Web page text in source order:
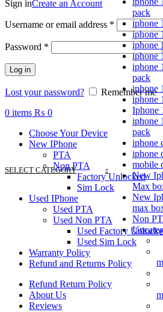
SELECT CATEGORY
pack
iphone
iphone
iphone
iphone
iphone
pack
iphone
iphone
Iphone
iphone
pack
iphone
iphone
mobile
New
Max
New
max
Non
Sign inCreate an Account
Username or email address * Required
Password *
Log in
Lost your password?
Remember me
0 items ₨ 0
Choose Your Device
New IPhone
PTA
Non PTA
Factory Unlocked
Sim Lock
Used IPhone
Used PTA
Used Non PTA
Used Factory
Used Sim Lock
Warranty Policy
Refund and Returns Policy
Refund Return Policy
About Us
Reviews